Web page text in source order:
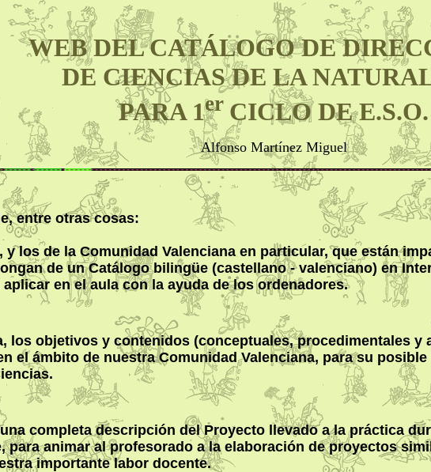
WEB DEL CATÁLOGO DE
DE CIENCIAS DE LA
PARA 1er CICLO DE E.S.O.
Alfonso Martínez Miguel
entre otras cosas:
los de la Comunidad Valenciana en particular, que están
de un Catálogo bilingüe (castellano - valenciano) en
en el aula con la ayuda de los ordenadores.
los objetivos y contenidos (conceptuales, procedimentales
el ámbito de nuestra Comunidad Valenciana, para su
completa descripción del Proyecto llevado a la práctica
para animar al profesorado a la elaboración de proyectos
importante labor docente.